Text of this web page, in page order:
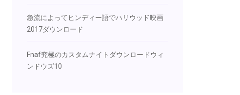
急流によってヒンディー語でハリウッド映画
2017ダウンロード
Fnaf究極のカスタムナイトダウンロードウィ
ンドウズ10